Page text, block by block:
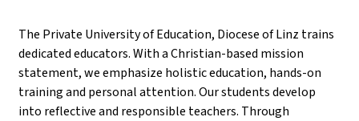
The Private University of Education, Diocese of Linz trains
dedicated educators. With a Christian-based mission
statement, we emphasize holistic education, hands-on
training and personal attention. Our students develop
into reflective and responsible teachers. Through